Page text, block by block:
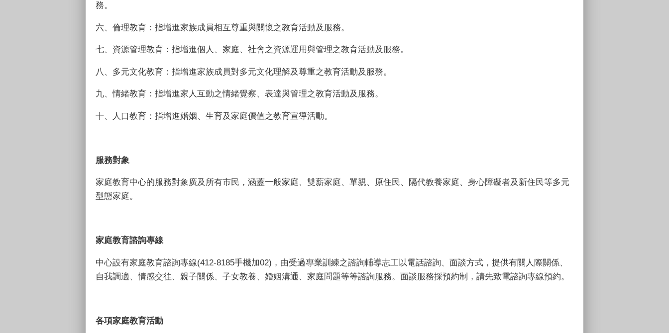
務。
六、倫理教育：指增進家族成員相互尊重與關懷之教育活動及服務。
七、資源管理教育：指增進個人、家庭、社會之資源運用與管理之教育活動及服務。
八、多元文化教育：指增進家族成員對多元文化理解及尊重之教育活動及服務。
九、情緒教育：指增進家人互動之情緒覺察、表達與管理之教育活動及服務。
十、人口教育：指增進婚姻、生育及家庭價值之教育宣導活動。
服務對象
家庭教育中心的服務對象廣及所有市民，涵蓋一般家庭、雙薪家庭、單親、原住民、隔代教養家庭、身心障礙者及新住民等多元
型態家庭。
家庭教育諮詢專線
中心設有家庭教育諮詢專線(412-8185手機加02)，由受過專業訓練之諮詢輔導志工以電話諮詢、面談方式，提供有關人際關係、
自我調適、情感交往、親子關係、子女教養、婚姻溝通、家庭問題等等諮詢服務。面談服務採預約制，請先致電諮詢專線預約。
各項家庭教育活動